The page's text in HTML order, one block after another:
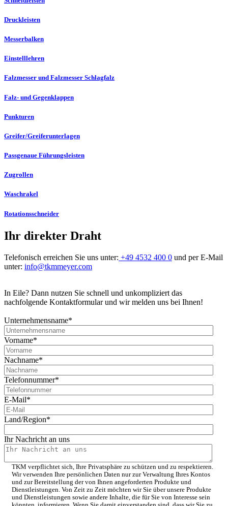
Druckleisten
Messerbalken
Einstelllehren
Falzmesser und Falzmesser Schlagfalz
Falz- und Gegenklappen
Punkturen
Greifer/Greiferunterlagen
Passgenaue Führungsleisten
Zugrollen
Waschrakel
Rotationsschneider
Ihr direkter Draht
Telefonisch erreichen Sie uns unter: +49 4532 400 0 und per E-Mail
unter: info@tkmmeyer.com
In Eile? Dann nutzen Sie schnell und unkompliziert das
nachfolgende Kontaktformular und wir melden uns bei Ihnen!
Unternehmensname*
Vorname*
Nachname*
Telefonnummer*
E-Mail*
Land/Region*
Ihr Nachricht an uns
TKM verpflichtet sich, Ihre Privatsphäre zu schützen und zu respektieren.
Wir verwenden Ihre persönlichen Daten nur zur Verwaltung Ihres Kontos
und zur Bereitstellung der von Ihnen angeforderten Produkte und
Dienstleistungen. Von Zeit zu Zeit möchten wir Sie über unsere Produkte
und Dienstleistungen sowie andere Inhalte, die für Sie von Interesse sein